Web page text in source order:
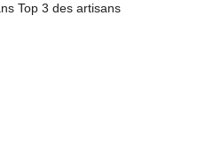
Top 3 des artisans